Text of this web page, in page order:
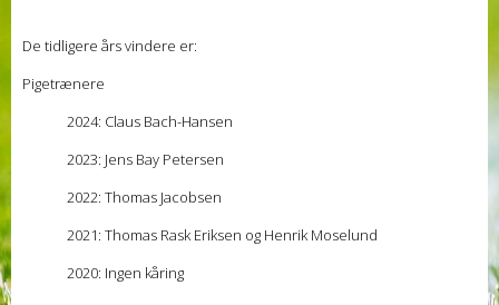
De tidligere års vindere er:
Pigetrænere
2024: Claus Bach-Hansen
2023: Jens Bay Petersen
2022: Thomas Jacobsen
2021: Thomas Rask Eriksen og Henrik Moselund
2020: Ingen kåring